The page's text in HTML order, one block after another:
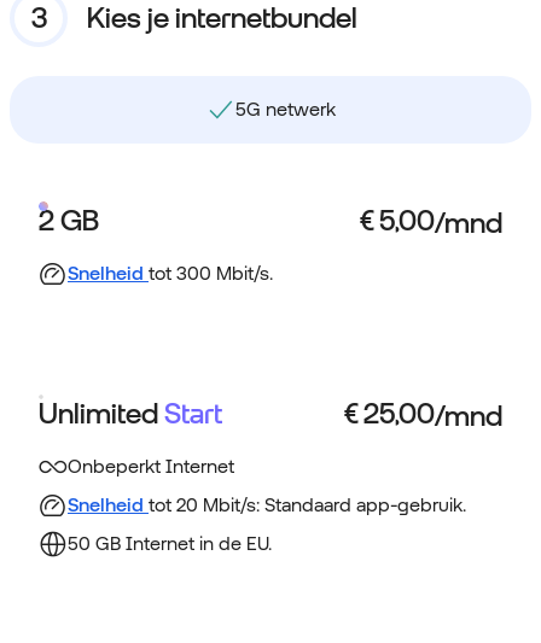
Kies je internetbundel
5G netwerk
2 GB
Snelheid tot 300 Mbit/s.
UnlimitedStart
Onbeperkt Internet
Snelheid tot 20 Mbit/s: Standaard app-gebruik.
50 GB Internet in de EU.